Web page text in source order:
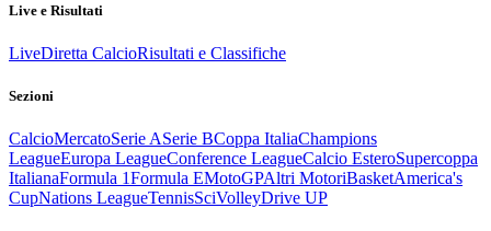
Live e Risultati
LiveDiretta CalcioRisultati e Classifiche
Sezioni
CalcioMercatoSerie ASerie BCoppa ItaliaChampions
LeagueEuropa LeagueConference LeagueCalcio EsteroSupercoppa
ItalianaFormula 1Formula EMotoGPAltri MotoriBasketAmerica's
CupNations LeagueTennisSciVolleyDrive UP